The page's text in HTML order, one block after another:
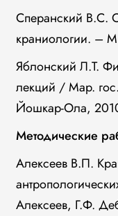
Сперанский В.С.
краниологии. –
Яблонский Л.Т.
лекций / Мар.
Йошкар-Ола,
Методические
Алексеев В.П.
Алексеев, Г.Ф.